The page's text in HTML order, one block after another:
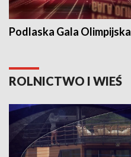
Podlaska Gala Olimpijska
ROLNICTWO I WIEŚ